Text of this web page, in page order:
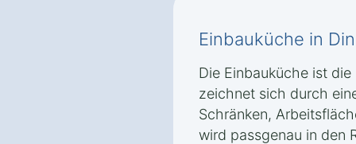
Einbauküche in
Die Einbauküche ist
zeichnet sich durch
Schränken,
wird passgenau in den